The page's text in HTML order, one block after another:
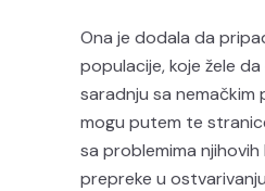
Ona je dodala da
populacije, koje žele
saradnju sa nemačkim
mogu putem te
sa problemima njihovih
prepreke u